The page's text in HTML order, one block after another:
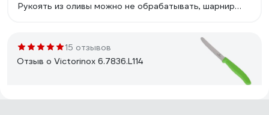
Рукоять из оливы можно не обрабатывать, шарнир
15 отзывов
Отзыв о Victorinox 6.7836.L114